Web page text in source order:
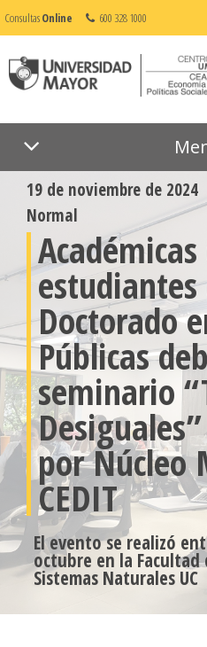
ConsultasOnline 600 328 1000
19 de noviembre de 2024
Normal
Académicas
Doctorado
Públicas
seminario
por Núcleo
CEDIT
El evento se realizó
octubre en la Facultad
Sistemas Naturales UC